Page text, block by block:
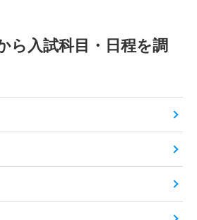
ら入試科目・日程を調